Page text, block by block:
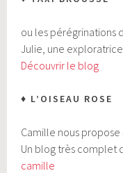
ou les pérégrinations
Julie, une
Découvrir le blog
♦ L’OISEAU ROSE
Camille nous
Un blog très complet
camille